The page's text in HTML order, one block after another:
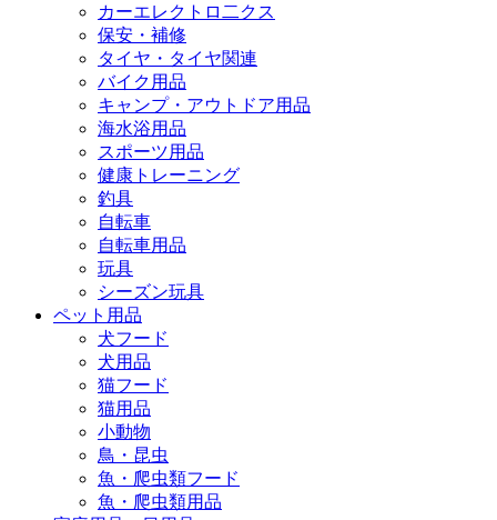
カーエレクトロ二クス
保安・補修
タイヤ・タイヤ関連
バイク用品
キャンプ・アウトドア用品
海水浴用品
スポーツ用品
健康トレーニング
釣具
自転車
自転車用品
玩具
シーズン玩具
ペット用品
犬フード
犬用品
猫フード
猫用品
小動物
鳥・昆虫
魚・爬虫類フード
魚・爬虫類用品